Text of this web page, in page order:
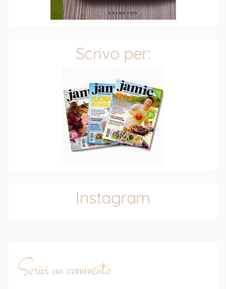
Scrivo per:
Instagram
Scrivi un commento